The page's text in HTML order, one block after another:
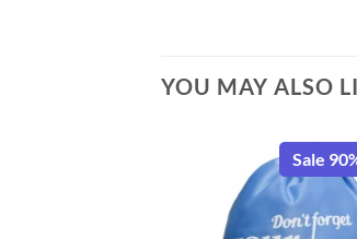
YOU MAY ALSO
Sale